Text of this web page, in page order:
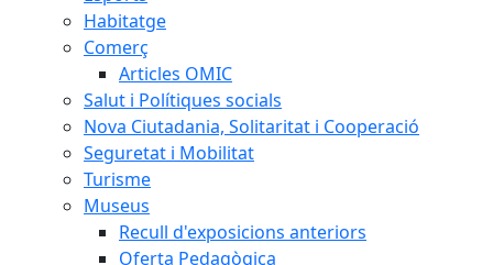
Habitatge
Comerç
Articles OMIC
Salut i Polítiques socials
Nova Ciutadania, Solitaritat i Cooperació
Seguretat i Mobilitat
Turisme
Museus
Recull d'exposicions anteriors
Oferta Pedagògica